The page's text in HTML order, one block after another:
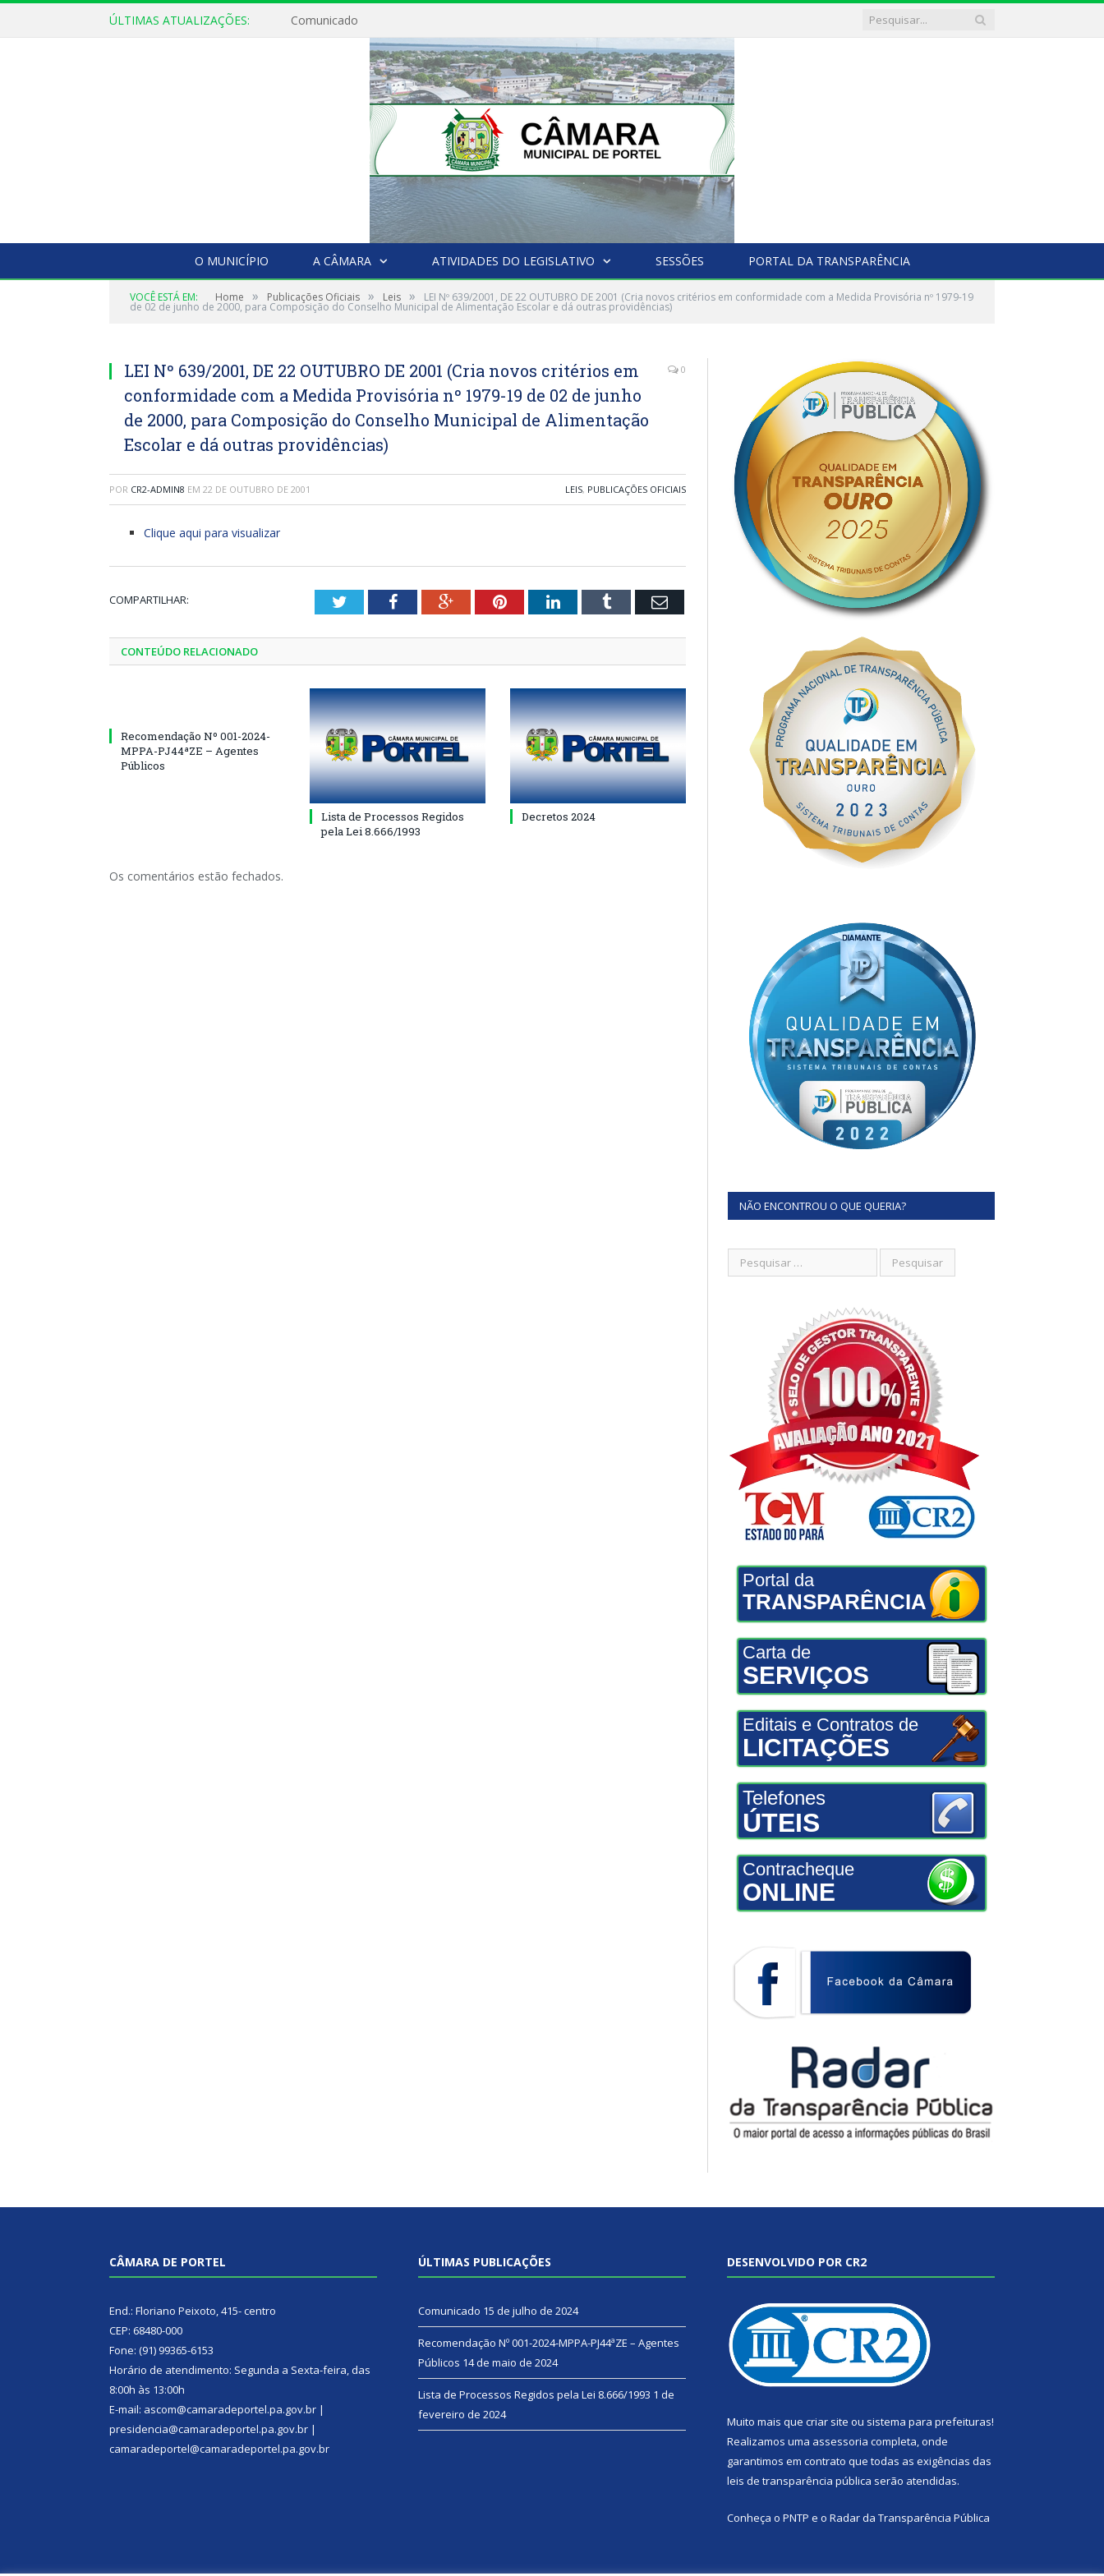
ÚLTIMAS ATUALIZAÇÕES: Comunicado
O MUNICÍPIO A CÂMARA ATIVIDADES DO LEGISLATIVO SESSÕES PORTAL DA TRANSPARÊNCIA
VOCÊ ESTÁ EM: Home » Publicações Oficiais » Leis » LEI Nº 639/2001, DE 22 OUTUBRO DE 2001 (Cria novos critérios em conformidade com a Medida Provisória nº 1979-19
de 02 de junho de 2000, para Composição do Conselho Municipal de Alimentação Escolar e dá outras providências)
LEI Nº 639/2001, DE 22 OUTUBRO DE 2001 (Cria novos critérios em
conformidade com a Medida Provisória nº 1979-19 de 02 de junho
de 2000, para Composição do Conselho Municipal de Alimentação
Escolar e dá outras providências)
0
POR CR2-ADMIN8 EM 22 DE OUTUBRO DE 2001 LEIS, PUBLICAÇÕES OFICIAIS
Clique aqui para visualizar
COMPARTILHAR: TwitterFacebookGoogle+PinterestLinkedInTumblr Email
CONTEÚDO RELACIONADO
Recomendação Nº 001-2024-
MPPA-PJ44ªZE – Agentes
Públicos
Lista de Processos Regidos
pela Lei 8.666/1993
Decretos 2024
Os comentários estão fechados.
NÃO ENCONTROU O QUE QUERIA?
Portal da
TRANSPARÊNCIA
Carta de
SERVIÇOS
Editais e Contratos de
LICITAÇÕES
Telefones
ÚTEIS
Contracheque
ONLINE
CÂMARA DE PORTEL
End.: Floriano Peixoto, 415- centro
CEP: 68480-000
Fone: (91) 99365-6153
Horário de atendimento: Segunda a Sexta-feira, das
8:00h às 13:00h
E-mail: ascom@camaradeportel.pa.gov.br |
presidencia@camaradeportel.pa.gov.br |
camaradeportel@camaradeportel.pa.gov.br
ÚLTIMAS PUBLICAÇÕES
Comunicado 15 de julho de 2024
Recomendação Nº 001-2024-MPPA-PJ44ªZE – Agentes
Públicos 14 de maio de 2024
Lista de Processos Regidos pela Lei 8.666/1993 1 de
fevereiro de 2024
DESENVOLVIDO POR CR2
Muito mais que criar site ou sistema para prefeituras!
Realizamos uma assessoria completa, onde
garantimos em contrato que todas as exigências das
leis de transparência pública serão atendidas.
Conheça o PNTP e o Radar da Transparência Pública